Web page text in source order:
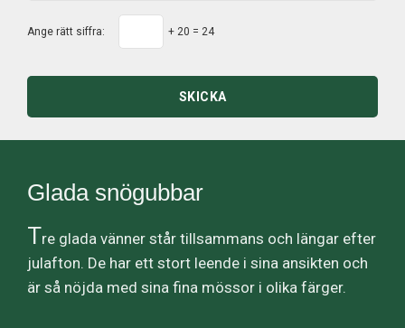
Ange rätt siffra: + 20 = 24
SKICKA
Glada snögubbar
Tre glada vänner står tillsammans och längar efter
julafton. De har ett stort leende i sina ansikten och
är så nöjda med sina fina mössor i olika färger.